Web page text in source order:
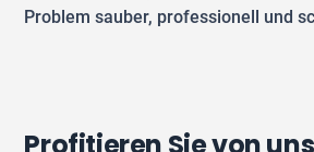
Problem sauber, professionell und